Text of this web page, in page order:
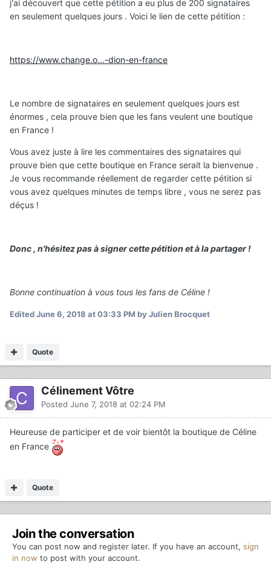
j'ai découvert que cette pétition a eu plus de 200 signataires
en seulement quelques jours . Voici le lien de cette pétition :
https://www.change.o...-dion-en-france
Le nombre de signataires en seulement quelques jours est
énormes , cela prouve bien que les fans veulent une boutique
en France !
Vous avez juste à lire les commentaires des signataires qui
prouve bien que cette boutique en France serait la bienvenue .
Je vous recommande réellement de regarder cette pétition si
vous avez quelques minutes de temps libre , vous ne serez pas
déçus !
Donc , n'hésitez pas à signer cette pétition et à la partager !
Bonne continuation à vous tous les fans de Céline !
EditedJune 6, 2018 at 03:33 PM by Julien Brocquet
Quote
Célinement Vôtre
Posted June 7, 2018 at 02:24 PM
Heureuse de participer et de voir bientôt la boutique de Céline
en France
Quote
Join the conversation
You can post now and register later. If you have an account, sign
in now to post with your account.